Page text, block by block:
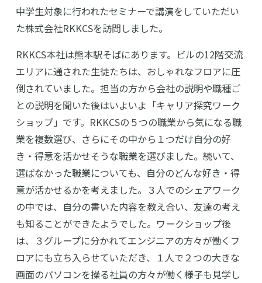
中学生対象に行われたセミナーで講演をしていただい
た株式会社RKKCSを訪問しました。
RKKCS本社は熊本駅そばにあります。ビルの12階交流
エリアに通された生徒たちは、おしゃれなフロアに圧
倒されていました。担当の方から会社の説明や職種ご
との説明を聞いた後はいよいよ「キャリア探究ワーク
ショップ」です。RKKCSの５つの職業から気になる職
業を複数選び、さらにその中から１つだけ自分の好
き・得意を活かせそうな職業を選びました。続いて、
選ばなかった職業についても、自分のどんな好き・得
意が活かせるかを考えました。３人でのシェアワーク
の中では、自分の書いた内容を教え合い、友達の考え
も知ることができたようでした。ワークショップ後
は、３グループに分かれてエンジニアの方々が働くフ
ロアにも立ち入らせていただき、１人で２つの大きな
画面のパソコンを操る社員の方々が働く様子も見学し